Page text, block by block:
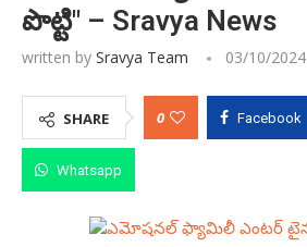
పొట్టి" – Sravya News
written by Sravya Team 03/10/2024
SHARE 0 Facebook
Whatsapp